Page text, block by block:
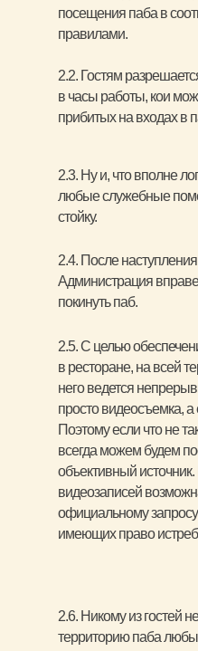
2.6. Никому из гостей
территорию паба
2.5. С целью
в ресторане, на всей
него ведется
просто видеосъемка,
Поэтому если что не
всегда можем будем
объективный
видеозаписей
официальному
имеющих право
2.4. После
Администрация вправе
покинуть паб.
2.3. Ну и, что вполне
любые служебные
стойку.
2.2. Гостям
в часы работы, кои
прибитых на входах в
посещения паба в
правилами.